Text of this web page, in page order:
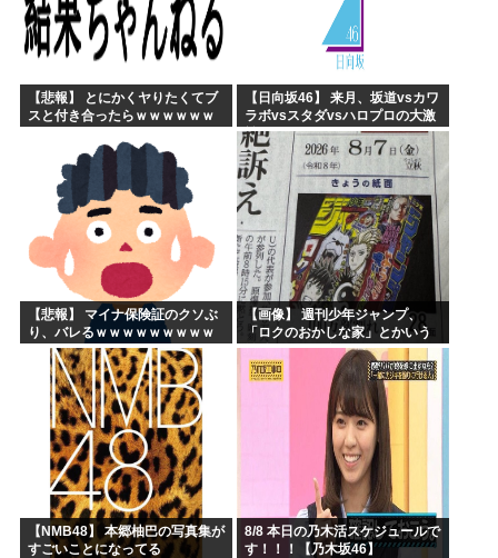
【悲報】 とにかくヤりたくてブ
スと付き合ったらｗｗｗｗｗｗ
【日向坂46】 来月、坂道vsカワ
ラボvsスタダvsハロプロの大激
戦
【悲報】 マイナ保険証のクソぶ
り、バレるｗｗｗｗｗｗｗｗｗ
【画像】 週刊少年ジャンプ、
「ロクのおかしな家」とかいう
微妙な漫画を巻頭カラーにした
せいで100万部切る
【NMB48】 本郷柚巴の写真集が
すごいことになってる
8/8 本日の乃木活スケジュールで
す！！！【乃木坂46】